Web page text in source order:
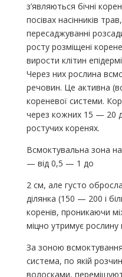
з’являються бічні
посівах насінників
пересаджуванні
росту розміщені
вирости клітин
Через них рослина
речовин. Це активна
кореневої сис­теми.
через кожних 15 — 20
ростучих коренях.
Всмоктувальна зона
— від 0,5 — 1 до
2 см, але густо
ділянка (150 — 200 і
коренів, проникаючи
міцно утримує рослину
За зоною
система, по якій
волосками,